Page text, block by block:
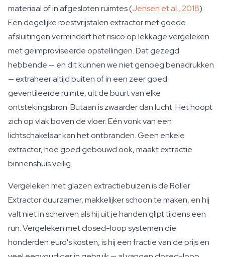
materiaal of in afgesloten ruimtes (Jensen et al., 2018).
Een degelijke roestvrijstalen extractor met goede
afsluitingen vermindert het risico op lekkage vergeleken
met geïmproviseerde opstellingen. Dat gezegd
hebbende — en dit kunnen we niet genoeg benadrukken
— extraheer altijd buiten of in een zeer goed
geventileerde ruimte, uit de buurt van elke
ontstekingsbron. Butaan is zwaarder dan lucht. Het hoopt
zich op vlak boven de vloer. Eén vonk van een
lichtschakelaar kan het ontbranden. Geen enkele
extractor, hoe goed gebouwd ook, maakt extractie
binnenshuis veilig.
Vergeleken met glazen extractiebuizen is de Roller
Extractor duurzamer, makkelijker schoon te maken, en hij
valt niet in scherven als hij uit je handen glipt tijdens een
run. Vergeleken met closed-loop systemen die
honderden euro's kosten, is hij een fractie van de prijs en